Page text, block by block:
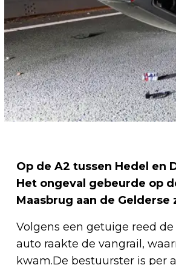
Op de A2 tussen Hedel en
Het ongeval gebeurde op
Maasbrug aan de Gelderse
Volgens een getuige reed
auto raakte de vangrail,
kwam.De bestuurster is per